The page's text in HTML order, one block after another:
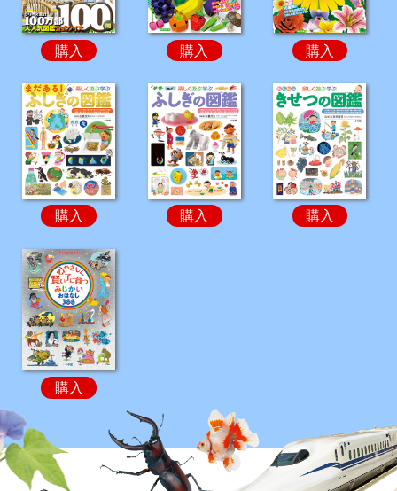
購入 購入 購入
購入 購入 購入
購入